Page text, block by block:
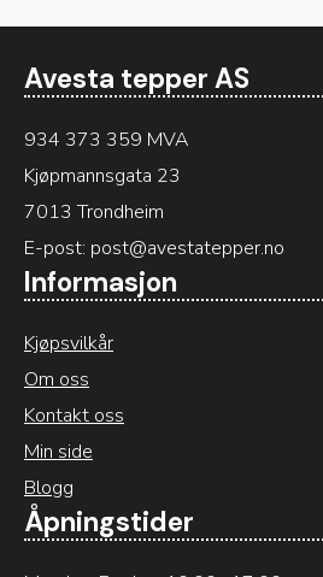
Avesta tepper AS
934 373 359 MVA
Kjøpmannsgata 23
7013 Trondheim
E-post: post@avestatepper.no
Informasjon
Kjøpsvilkår
Om oss
Kontakt oss
Min side
Blogg
Åpningstider